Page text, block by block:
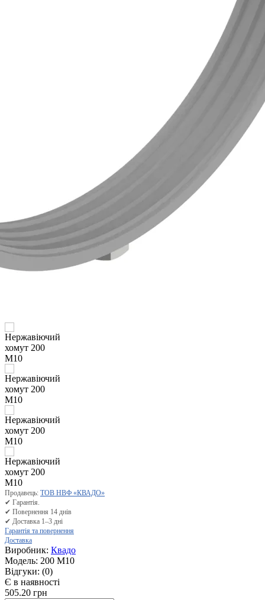
Продавець: ТОВ НВФ «КВАДО»
✔ Гарантія.
✔ Повернення 14 днів
✔ Доставка 1–3 дні
Гарантія та повернення
Доставка
Виробник: Квадо
Модель: 200 М10
Відгуки: (0)
Є в наявності
505.20 грн